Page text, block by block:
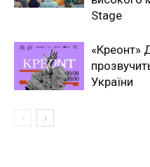
Stage
«Креонт»
України